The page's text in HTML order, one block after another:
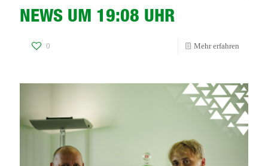
NEWS UM 19:08 UHR
0 Mehr erfahren
UM
19:08
UHR